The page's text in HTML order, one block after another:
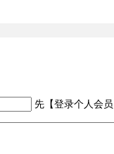
先【登录个人会员